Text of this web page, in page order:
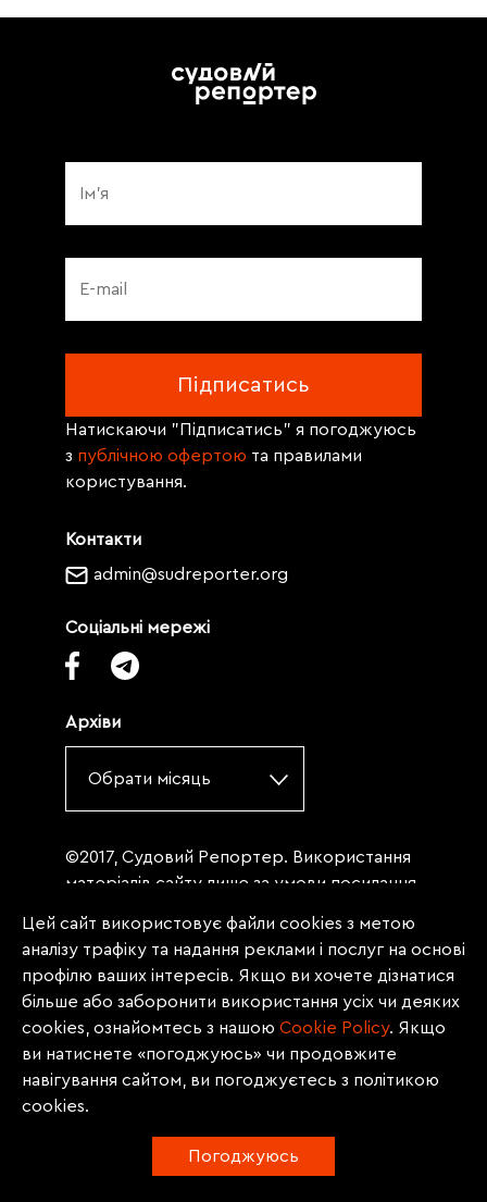
Контакти
admin@sudreporter.org
Соціальні мережі
Архіви
Обрати місяць
Натискаючи "Підписатись" я погоджуюсь
з публічною офертою та правилами
користування.
©2017, Судовий Репортер. Використання
матеріалів сайту лише за умови посилання
«Судовий репортер» не нижче третього
абзацу. Матеріали, щодо яких міститься
заборона на повну републікацію
(передрук, копіювання, відтворення або
інше використання), заборонено
передруковувати без згоди редакції.
Матеріали з позначкою PROMOTED, ЗА
Цей сайт використовує файли cookies з метою
аналізу трафіку та надання реклами і послуг на основі
профілю ваших інтересів. Якщо ви хочете дізнатися
більше або заборонити використання усіх чи деяких
cookies, ознайомтесь з нашою Сookie Policy. Якщо
ви натиснете «погоджуюсь» чи продовжите
навігування сайтом, ви погоджуєтесь з політикою
cookies.
Погоджуюсь